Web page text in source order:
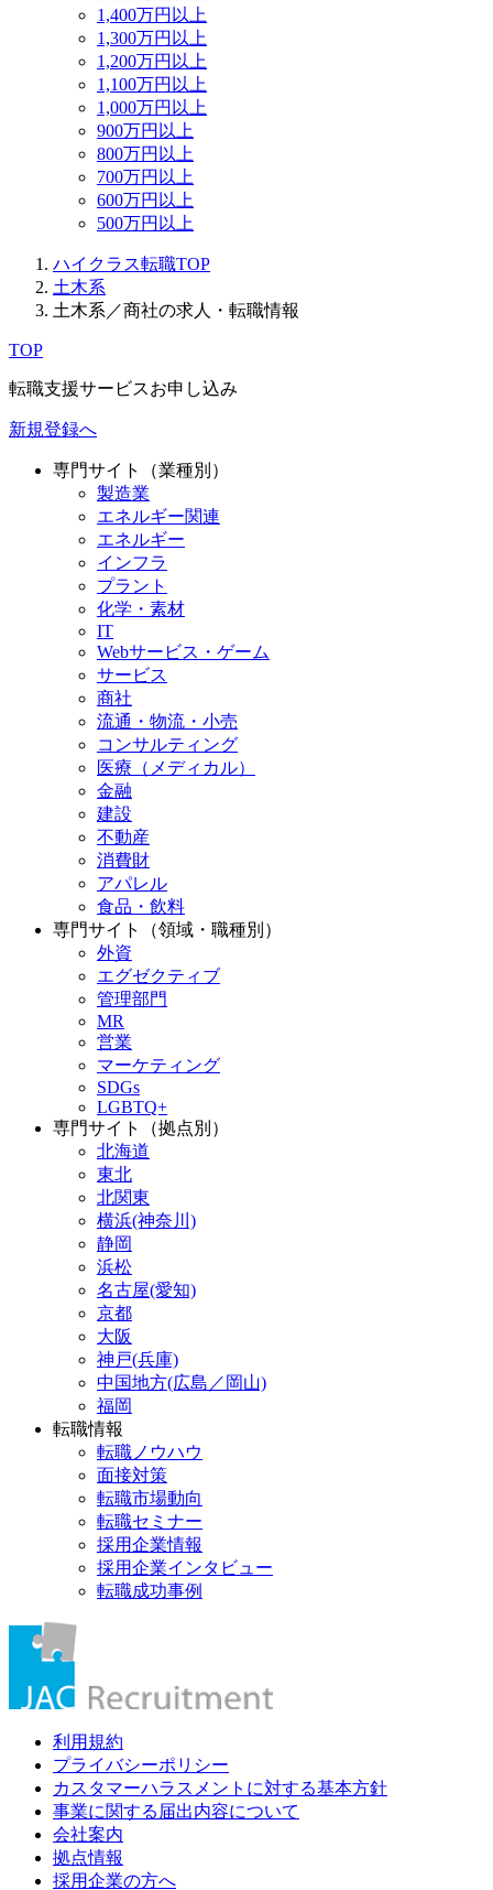
1,400万円以上
1,300万円以上
1,200万円以上
1,100万円以上
1,000万円以上
900万円以上
800万円以上
700万円以上
600万円以上
500万円以上
ハイクラス転職TOP
土木系
土木系／商社の求人・転職情報
TOP
転職支援サービスお申し込み
新規登録へ
専門サイト（業種別）
製造業
エネルギー関連
エネルギー
インフラ
プラント
化学・素材
IT
Webサービス・ゲーム
サービス
商社
流通・物流・小売
コンサルティング
医療（メディカル）
金融
建設
不動産
消費財
アパレル
食品・飲料
専門サイト（領域・職種別）
外資
エグゼクティブ
管理部門
MR
営業
マーケティング
SDGs
LGBTQ+
専門サイト（拠点別）
北海道
東北
北関東
横浜(神奈川)
静岡
浜松
名古屋(愛知)
京都
大阪
神戸(兵庫)
中国地方(広島／岡山)
福岡
転職情報
転職ノウハウ
面接対策
転職市場動向
転職セミナー
採用企業情報
採用企業インタビュー
転職成功事例
利用規約
プライバシーポリシー
カスタマーハラスメントに対する基本方針
事業に関する届出内容について
会社案内
拠点情報
採用企業の方へ